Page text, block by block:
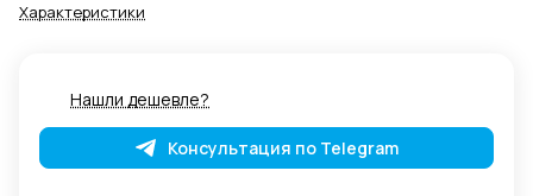
Характеристики
Нашли дешевле?
Консультация по Telegram